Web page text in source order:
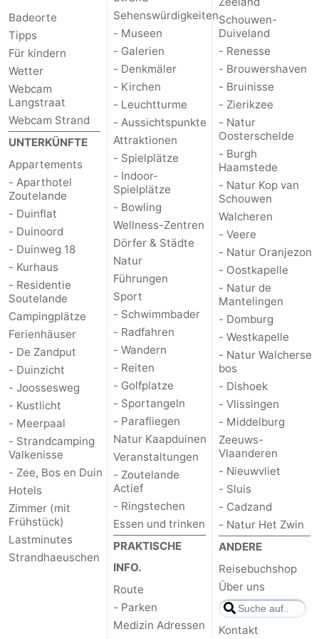
Badeorte
Tipps
Für kindern
Wetter
Webcam
Langstraat
Webcam Strand
UNTERKÜNFTE
Appartements
- Aparthotel
Zoutelande
- Duinflat
- Duinoord
- Duinweg 18
- Kurhaus
- Residentie
Soutelande
Campingplätze
Ferienhäuser
- De Zandput
- Duinzicht
- Joossesweg
- Kustlicht
- Meerpaal
- Strandcamping
Valkenisse
- Zee, Bos en Duin
Hotels
Zimmer (mit
Frühstück)
Lastminutes
Strandhaeuschen
Sehenswürdigkeiten
- Museen
- Galerien
- Denkmäler
- Kirchen
- Leuchtturme
- Aussichtspunkte
Attraktionen
- Spielplätze
- Indoor-
Spielplätze
- Bowling
Wellness-Zentren
Dörfer & Städte
Natur
Führungen
Sport
- Schwimmbader
- Radfahren
- Wandern
- Reiten
- Golfplatze
- Sportangeln
- Parafliegen
Natur Kaapduinen
Veranstaltungen
- Zoutelande
Actief
- Ringstechen
Essen und trinken
PRAKTISCHE
INFO.
Route
- Parken
Medizin Adressen
Schouwen-
Duiveland
- Renesse
- Brouwershaven
- Bruinisse
- Zierikzee
- Natur
Oosterschelde
- Burgh
Haamstede
- Natur Kop van
Schouwen
Walcheren
- Veere
- Natur Oranjezon
- Oostkapelle
- Natur de
Mantelingen
- Domburg
- Westkapelle
- Natur Walcherse
bos
- Dishoek
- Vlissingen
- Middelburg
Zeeuws-
Vlaanderen
- Nieuwvliet
- Sluis
- Cadzand
- Natur Het Zwin
ANDERE
Reisebuchshop
Über uns
Kontakt